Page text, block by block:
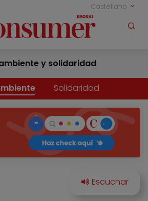
Castellano
y solidaridad
Solidaridad